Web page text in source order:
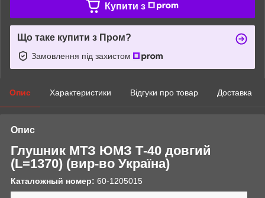
Купити з
Що таке купити з Пром?
Замовлення під захистом
Опис Характеристики Відгуки про товар Доставка
Опис
Глушник МТЗ ЮМЗ Т-40 довгий
(L=1370) (вир-во Україна)
Каталожный номер: 60-1205015